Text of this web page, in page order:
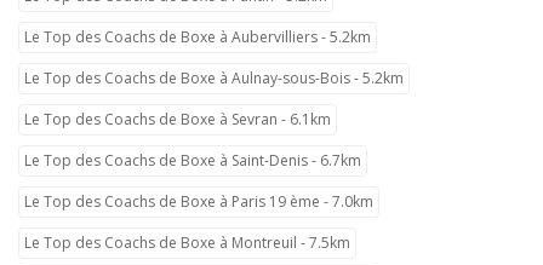
Le Top des Coachs de Boxe à Aubervilliers - 5.2km
Le Top des Coachs de Boxe à Aulnay-sous-Bois - 5.2km
Le Top des Coachs de Boxe à Sevran - 6.1km
Le Top des Coachs de Boxe à Saint-Denis - 6.7km
Le Top des Coachs de Boxe à Paris 19 ème - 7.0km
Le Top des Coachs de Boxe à Montreuil - 7.5km